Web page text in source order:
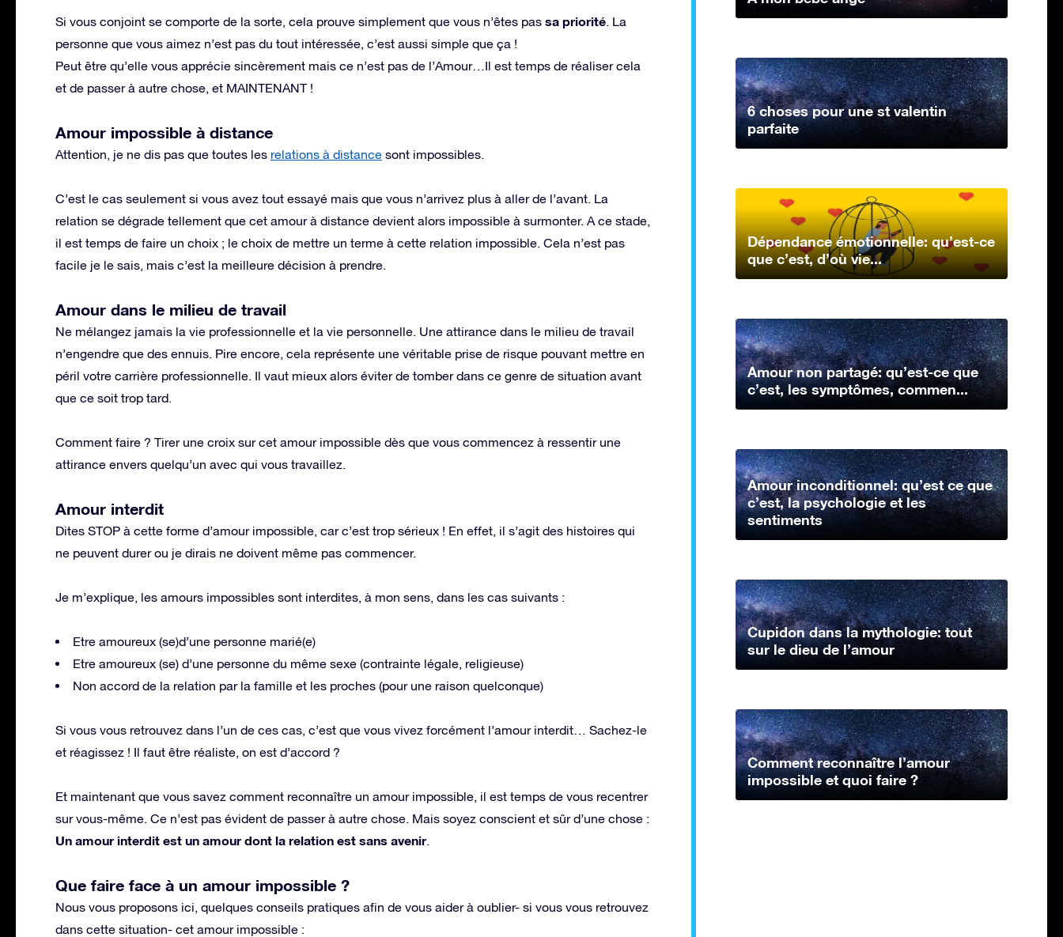
Si vous conjoint se comporte de la sorte, cela prouve simplement que vous n’êtes pas sa priorité. La
personne que vous aimez n’est pas du tout intéressée, c’est aussi simple que ça !
Peut être qu’elle vous apprécie sincèrement mais ce n’est pas de l’Amour…Il est temps de réaliser cela
et de passer à autre chose, et MAINTENANT !
Amour impossible à distance
Attention, je ne dis pas que toutes les relations à distance sont impossibles.
C’est le cas seulement si vous avez tout essayé mais que vous n’arrivez plus à aller de l’avant. La
relation se dégrade tellement que cet amour à distance devient alors impossible à surmonter. A ce stade,
il est temps de faire un choix ; le choix de mettre un terme à cette relation impossible. Cela n’est pas
facile je le sais, mais c’est la meilleure décision à prendre.
Amour dans le milieu de travail
Ne mélangez jamais la vie professionnelle et la vie personnelle. Une attirance dans le milieu de travail
n’engendre que des ennuis. Pire encore, cela représente une véritable prise de risque pouvant mettre en
péril votre carrière professionnelle. Il vaut mieux alors éviter de tomber dans ce genre de situation avant
que ce soit trop tard.
Comment faire ? Tirer une croix sur cet amour impossible dès que vous commencez à ressentir une
attirance envers quelqu’un avec qui vous travaillez.
Amour interdit
Dites STOP à cette forme d’amour impossible, car c’est trop sérieux ! En effet, il s’agit des histoires qui
ne peuvent durer ou je dirais ne doivent même pas commencer.
Je m’explique, les amours impossibles sont interdites, à mon sens, dans les cas suivants :
Etre amoureux (se)d’une personne marié(e)
Etre amoureux (se) d’une personne du même sexe (contrainte légale, religieuse)
Non accord de la relation par la famille et les proches (pour une raison quelconque)
Si vous vous retrouvez dans l’un de ces cas, c’est que vous vivez forcément l’amour interdit… Sachez-le
et réagissez ! Il faut être réaliste, on est d’accord ?
Et maintenant que vous savez comment reconnaître un amour impossible, il est temps de vous recentrer
sur vous-même. Ce n’est pas évident de passer à autre chose. Mais soyez conscient et sûr d’une chose :
Un amour interdit est un amour dont la relation est sans avenir.
Que faire face à un amour impossible ?
Nous vous proposons ici, quelques conseils pratiques afin de vous aider à oublier- si vous vous retrouvez
dans cette situation- cet amour impossible :
6 choses pour une st valentin
parfaite
Dépendance émotionnelle: qu’est-ce
que c’est, d’où vie...
Amour non partagé: qu’est-ce que
c’est, les symptômes, commen...
Amour inconditionnel: qu’est ce que
c’est, la psychologie et les
sentiments
Cupidon dans la mythologie: tout
sur le dieu de l’amour
Comment reconnaître l’amour
impossible et quoi faire ?